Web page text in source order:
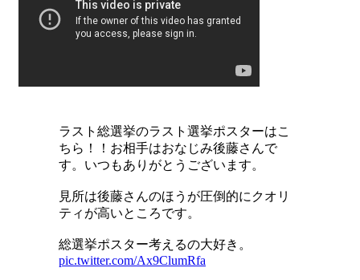
ラスト総選挙のラスト選挙ポスターはこ
ちら！！お相手はおなじみ後藤さんで
す。いつもありがとうございます。
見所は後藤さんのほうが圧倒的にクオリ
ティが高いところです。
総選挙ポスター考えるの大好き。
pic.twitter.com/Ax9ClumRfa